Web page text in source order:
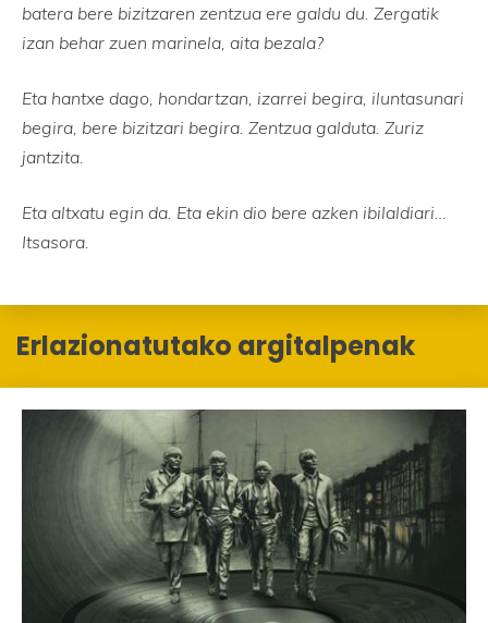
batera bere bizitzaren zentzua ere galdu du. Zergatik
izan behar zuen marinela, aita bezala?
Eta hantxe dago, hondartzan, izarrei begira, iluntasunari
begira, bere bizitzari begira. Zentzua galduta. Zuriz
jantzita.
Eta altxatu egin da. Eta ekin dio bere azken ibilaldiari…
Itsasora.
Erlazionatutako argitalpenak